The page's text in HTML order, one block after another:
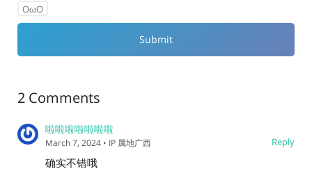
OωO
2 Comments
啦啦啦啦啦啦啦
Reply
March 7, 2024 • IP 属地广西
确实不错哦